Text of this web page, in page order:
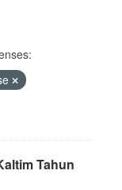
Tahun